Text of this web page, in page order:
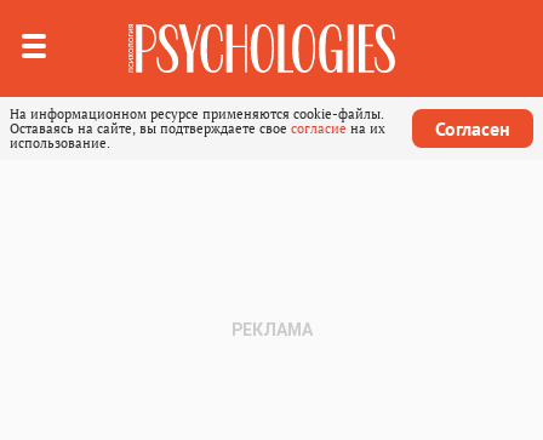
На информационном ресурсе применяются cookie-файлы.
Оставаясь на сайте, вы подтверждаете свое согласие на их
использование.
Согласен